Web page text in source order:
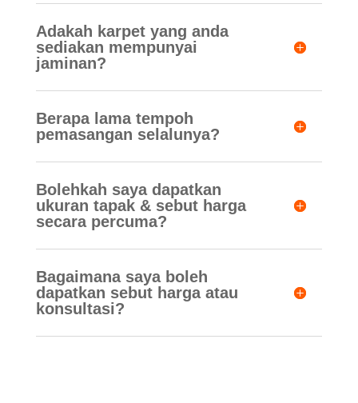
Adakah karpet yang anda
sediakan mempunyai
jaminan?
Berapa lama tempoh
pemasangan selalunya?
Bolehkah saya dapatkan
ukuran tapak & sebut harga
secara percuma?
Bagaimana saya boleh
dapatkan sebut harga atau
konsultasi?